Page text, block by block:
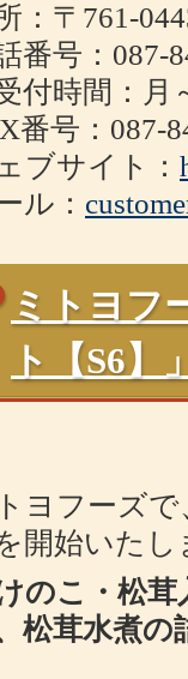
：〒761-
番号：087-
受付時間：
番号：087-
ブサイト：
ル：
ミトヨフ
ト【S6
ヨフーズ
開始いたし
のこ・松茸
松茸水煮の